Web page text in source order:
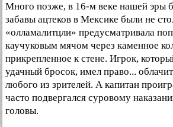
Много позже, в 16-м веке нашей эры
забавы ацтеков в Мексике были не
«олламалитцли» предусматривала
каучуковым мячом через каменное
прикрепленное к стене. Игрок,
удачный бросок, имел право...
любого из зрителей. А капитан
часто подвергался суровому
головы.